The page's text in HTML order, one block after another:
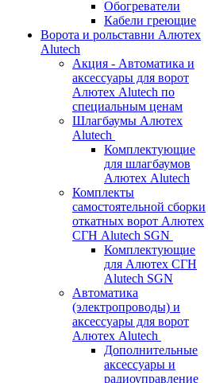
Обогреватели
Кабели греющие
Ворота и рольставни Алютех
Alutech
Акция - Автоматика и
аксессуары для ворот
Алютех Alutech по
специальным ценам
Шлагбаумы Алютех
Alutech
Комплектующие
для шлагбаумов
Алютех Alutech
Комплекты
самостоятельной сборки
откатных ворот Алютех
СГН Alutech SGN
Комплектующие
для Алютех СГН
Alutech SGN
Автоматика
(электропроводы) и
аксессуары для ворот
Алютех Alutech
Дополнительные
аксессуары и
радиоуправление